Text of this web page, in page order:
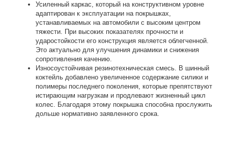
Усиленный каркас, который на конструктивном уровне
адаптирован к эксплуатации на покрышках,
устанавливаемых на автомобили с высоким центром
тяжести. При высоких показателях прочности и
ударостойкости его конструкция является облегченной.
Это актуально для улучшения динамики и снижения
сопротивления качению.
Износоустойчивая резинотехническая смесь. В шинный
коктейль добавлено увеличенное содержание силики и
полимеры последнего поколения, которые препятствуют
истирающим нагрузкам и продлевают жизненный цикл
колес. Благодаря этому покрышка способна прослужить
дольше нормативно заявленного срока.